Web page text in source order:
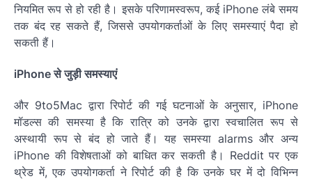
नियमित रूप से हो रही है। इसके परिणामस्वरूप, कई iPhone लंबे समय
तक बंद रह सकते हैं, जिससे उपयोगकर्ताओं के लिए समस्याएं पैदा हो
सकती हैं।
iPhone से जुड़ी समस्याएं
और 9to5Mac द्वारा रिपोर्ट की गई घटनाओं के अनुसार, iPhone
मॉडल्स की समस्या है कि रात्रि को उनके द्वारा स्वचालित रूप से
अस्थायी रूप से बंद हो जाते हैं। यह समस्या alarms और अन्य
iPhone की विशेषताओं को बाधित कर सकती है। Reddit पर एक
थ्रेड में, एक उपयोगकर्ता ने रिपोर्ट की है कि उनके घर में दो विभिन्न